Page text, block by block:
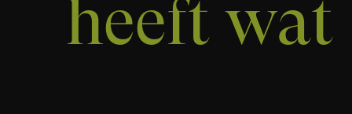
heeft wat